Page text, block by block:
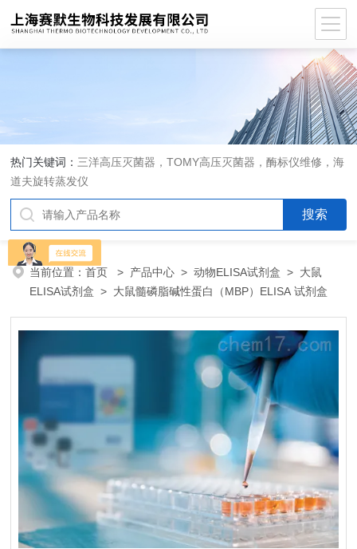
热门关键词： 三洋高压灭菌器，TOMY高压灭菌器，酶标仪维修，海
道夫旋转蒸发仪
当前位置：首页 > 产品中心 >动物ELISA试剂盒 > 大鼠
ELISA试剂盒 > 大鼠髓磷脂碱性蛋白（MBP）ELISA 试剂盒